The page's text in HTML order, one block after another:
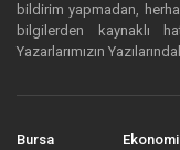
bildirim yapmadan,
bilgilerden kaynaklı
Yazarlarımızın
Bursa
Ekonomi